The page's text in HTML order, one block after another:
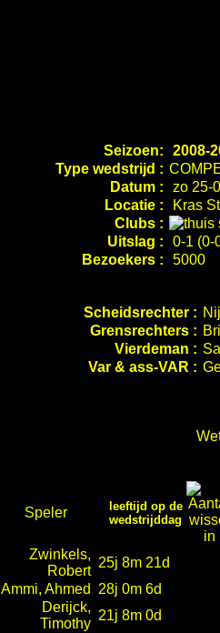
Seizoen:
2008-
Type wedstrijd :
Datum :
zo 25-
Locatie :
Kras
Clubs :
Uitslag :
0-1 (0-
Bezoekers :
5000
Scheidsrechter :
Grensrechters :
Vierdeman :
Var & ass-VAR :
Speler
leeftijd op de
wedstrijddag
Zwinkels,
Robert
25j 8m 21d
Ammi, Ahmed
28j 0m 6d
Derijck,
Timothy
21j 8m 0d